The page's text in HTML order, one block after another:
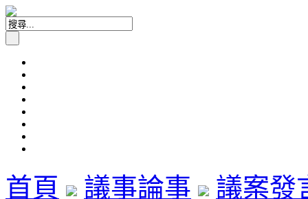
首頁 議事論事
議案發